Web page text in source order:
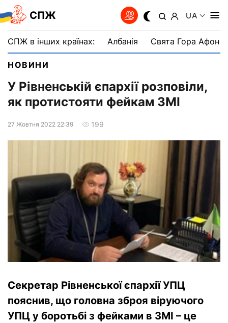
СПЖ UA
СПЖ в інших країнах: Албанія Свята Гора Афон
НОВИНИ
У Рівненській єпархії розповіли,
як протистояти фейкам ЗМІ
27 Жовтня 2022 22:39 199
Секретар Рівненської єпархії УПЦ
пояснив, що головна зброя віруючого
УПЦ у боротьбі з фейками в ЗМІ – це